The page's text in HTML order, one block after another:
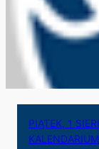
PIĄTEK, 1
KALENDARIUM